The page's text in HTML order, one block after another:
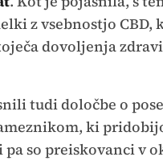
z vsebnostjo CBD,
dovoljenja
tudi določbe o
ki
so preiskovanci v